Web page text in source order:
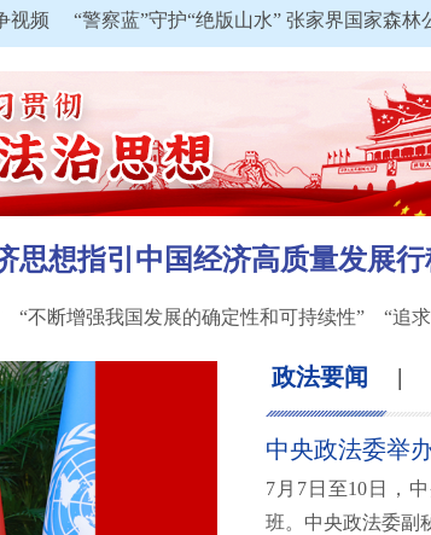
“警察蓝”守护“绝版山水” 张家界国家森林公园
思想指引中国经济高质量发展
“不断增强我国发展的确定性和可持续性” “追
政法要闻 |
中央政法委举
7月7日至10日，
班。中央政法委副